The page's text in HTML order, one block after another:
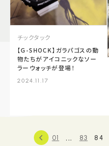
チックタック
【G-SHOCK】ガラパゴスの動
物たちがアイコニックなソー
ラーウォッチが登場！
2024.11.17
01 ... 83 84